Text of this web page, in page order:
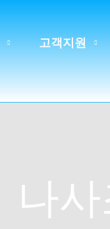
고객지원
나